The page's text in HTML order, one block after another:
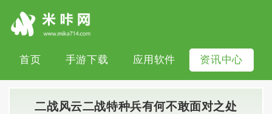
首页 手游下载 应用软件 资讯中心
二战风云二战特种兵有何不敢面对之处